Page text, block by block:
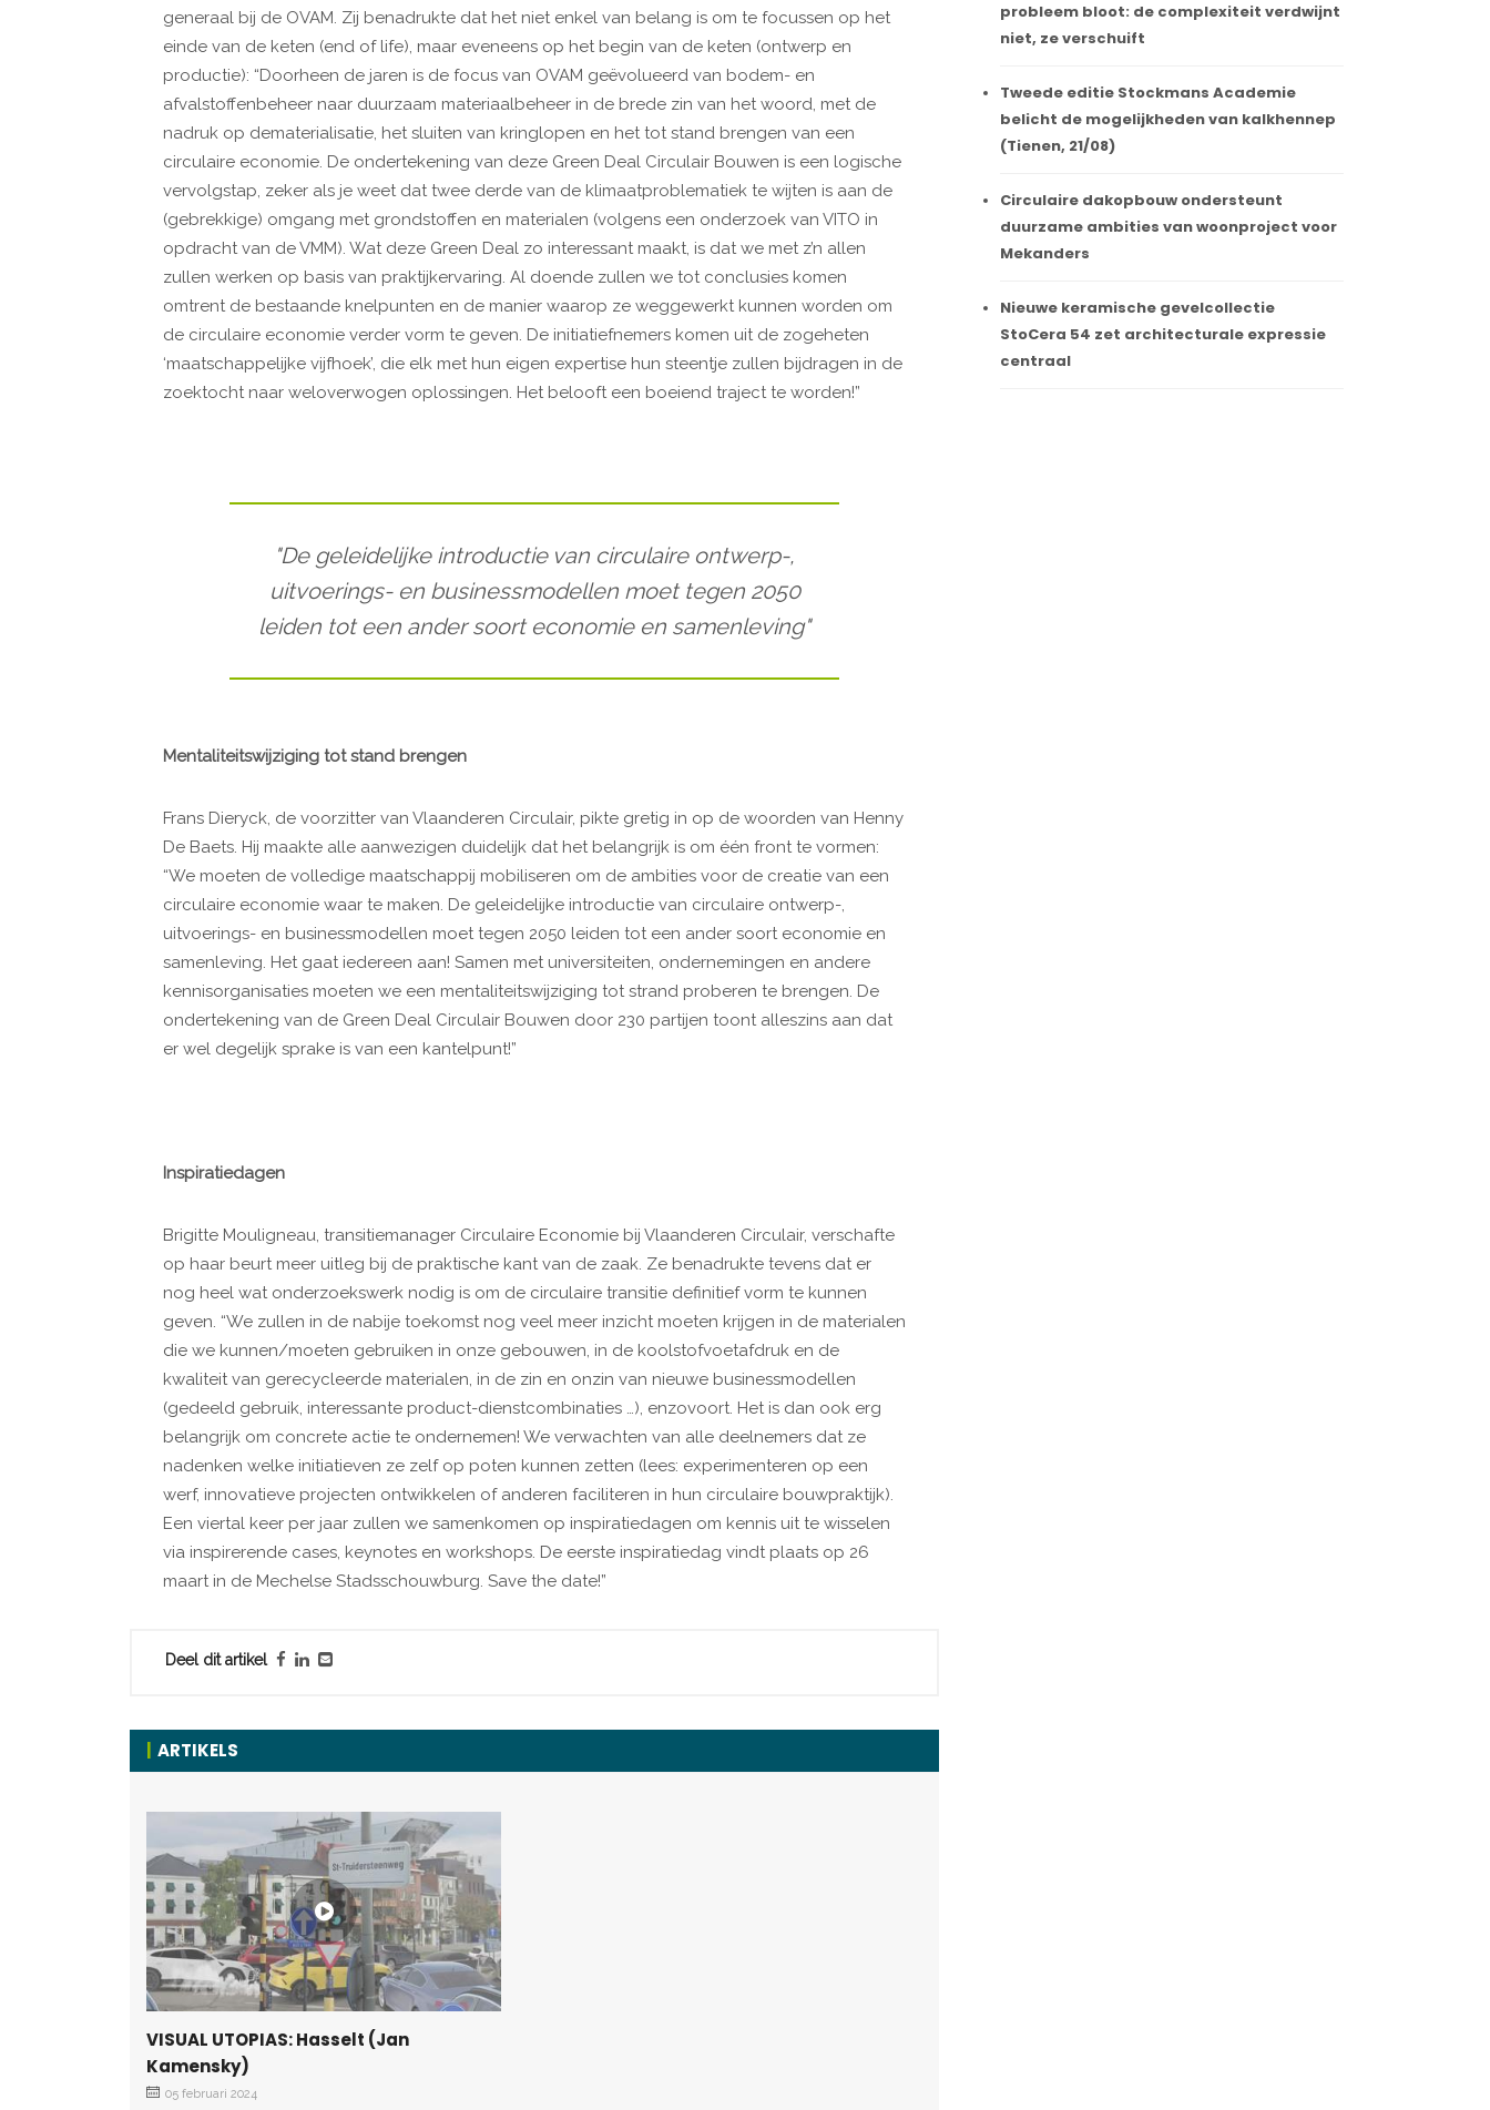
generaal bij de OVAM. Zij benadrukte dat het niet enkel van belang is om te focussen op het
einde van de keten (end of life), maar eveneens op het begin van de keten (ontwerp en
productie): “Doorheen de jaren is de focus van OVAM geëvolueerd van bodem- en
afvalstoffenbeheer naar duurzaam materiaalbeheer in de brede zin van het woord, met de
nadruk op dematerialisatie, het sluiten van kringlopen en het tot stand brengen van een
circulaire economie. De ondertekening van deze Green Deal Circulair Bouwen is een logische
vervolgstap, zeker als je weet dat twee derde van de klimaatproblematiek te wijten is aan de
(gebrekkige) omgang met grondstoffen en materialen (volgens een onderzoek van VITO in
opdracht van de VMM). Wat deze Green Deal zo interessant maakt, is dat we met z’n allen
zullen werken op basis van praktijkervaring. Al doende zullen we tot conclusies komen
omtrent de bestaande knelpunten en de manier waarop ze weggewerkt kunnen worden om
de circulaire economie verder vorm te geven. De initiatiefnemers komen uit de zogeheten
‘maatschappelijke vijfhoek’, die elk met hun eigen expertise hun steentje zullen bijdragen in de
zoektocht naar weloverwogen oplossingen. Het belooft een boeiend traject te worden!”
"De geleidelijke introductie van circulaire ontwerp-,
uitvoerings- en businessmodellen moet tegen 2050
leiden tot een ander soort economie en samenleving"
Mentaliteitswijziging tot stand brengen
Frans Dieryck, de voorzitter van Vlaanderen Circulair, pikte gretig in op de woorden van Henny
De Baets. Hij maakte alle aanwezigen duidelijk dat het belangrijk is om één front te vormen:
“We moeten de volledige maatschappij mobiliseren om de ambities voor de creatie van een
circulaire economie waar te maken. De geleidelijke introductie van circulaire ontwerp-,
uitvoerings- en businessmodellen moet tegen 2050 leiden tot een ander soort economie en
samenleving. Het gaat iedereen aan! Samen met universiteiten, ondernemingen en andere
kennisorganisaties moeten we een mentaliteitswijziging tot strand proberen te brengen. De
ondertekening van de Green Deal Circulair Bouwen door 230 partijen toont alleszins aan dat
er wel degelijk sprake is van een kantelpunt!”
Inspiratiedagen
Brigitte Mouligneau, transitiemanager Circulaire Economie bij Vlaanderen Circulair, verschafte
op haar beurt meer uitleg bij de praktische kant van de zaak. Ze benadrukte tevens dat er
nog heel wat onderzoekswerk nodig is om de circulaire transitie definitief vorm te kunnen
geven. “We zullen in de nabije toekomst nog veel meer inzicht moeten krijgen in de materialen
die we kunnen/moeten gebruiken in onze gebouwen, in de koolstofvoetafdruk en de
kwaliteit van gerecycleerde materialen, in de zin en onzin van nieuwe businessmodellen
(gedeeld gebruik, interessante product-dienstcombinaties …), enzovoort. Het is dan ook erg
belangrijk om concrete actie te ondernemen! We verwachten van alle deelnemers dat ze
nadenken welke initiatieven ze zelf op poten kunnen zetten (lees: experimenteren op een
werf, innovatieve projecten ontwikkelen of anderen faciliteren in hun circulaire bouwpraktijk).
Een viertal keer per jaar zullen we samenkomen op inspiratiedagen om kennis uit te wisselen
via inspirerende cases, keynotes en workshops. De eerste inspiratiedag vindt plaats op 26
maart in de Mechelse Stadsschouwburg. Save the date!”
Deel dit artikel
ARTIKELS
VISUAL UTOPIAS: Hasselt (Jan
Kamensky)
05 februari 2024
probleem bloot: de complexiteit verdwijnt
niet, ze verschuift
Tweede editie Stockmans Academie
belicht de mogelijkheden van kalkhennep
(Tienen, 21/08)
Circulaire dakopbouw ondersteunt
duurzame ambities van woonproject voor
Mekanders
Nieuwe keramische gevelcollectie
StoCera 54 zet architecturale expressie
centraal